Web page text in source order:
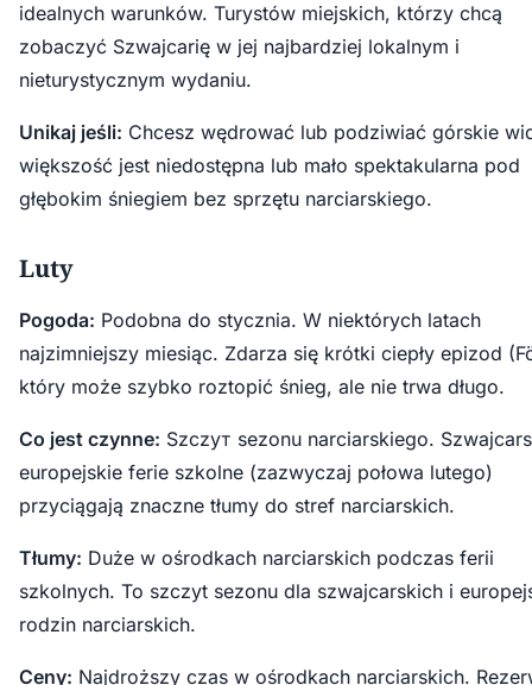
idealnych warunków. Turystów miejskich, którzy chcą
zobaczyć Szwajcarię w jej najbardziej lokalnym i
nieturystycznym wydaniu.
Unikaj jeśli: Chcesz wędrować lub podziwiać górskie
większość jest niedostępna lub mało spektakularna pod
głębokim śniegiem bez sprzętu narciarskiego.
Luty
Pogoda: Podobna do stycznia. W niektórych latach
najzimniejszy miesiąc. Zdarza się krótki ciepły epizod
który może szybko roztopić śnieg, ale nie trwa długo.
Co jest czynne: Szczyт sezonu narciarskiego.
europejskie ferie szkolne (zazwyczaj połowa lutego)
przyciągają znaczne tłumy do stref narciarskich.
Tłumy: Duże w ośrodkach narciarskich podczas ferii
szkolnych. To szczyt sezonu dla szwajcarskich i
rodzin narciarskich.
Ceny: Najdroższy czas w ośrodkach narciarskich.